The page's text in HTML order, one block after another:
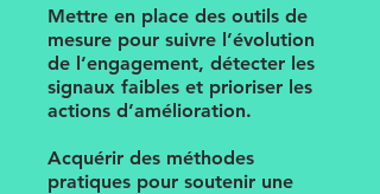
Mettre en place des outils de
mesure pour suivre l’évolution
de l’engagement, détecter les
signaux faibles et prioriser les
actions d’amélioration.
Acquérir des méthodes
pratiques pour soutenir une